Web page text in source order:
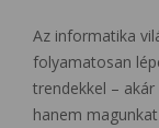
Az informatika
folyamatosan
trendekkel –
hanem